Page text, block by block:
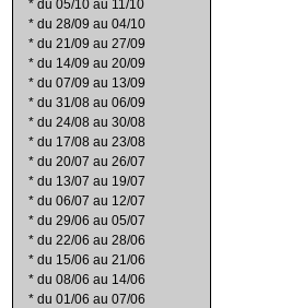
* du 05/10 au 11/10
* du 28/09 au 04/10
* du 21/09 au 27/09
* du 14/09 au 20/09
* du 07/09 au 13/09
* du 31/08 au 06/09
* du 24/08 au 30/08
* du 17/08 au 23/08
* du 20/07 au 26/07
* du 13/07 au 19/07
* du 06/07 au 12/07
* du 29/06 au 05/07
* du 22/06 au 28/06
* du 15/06 au 21/06
* du 08/06 au 14/06
* du 01/06 au 07/06